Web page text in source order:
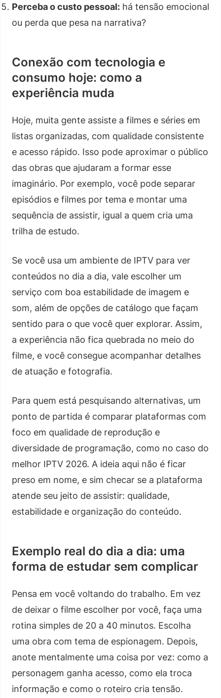
Perceba o custo pessoal: há tensão emocional
ou perda que pesa na narrativa?
Conexão com tecnologia e
consumo hoje: como a
experiência muda
Hoje, muita gente assiste a filmes e séries em
listas organizadas, com qualidade consistente
e acesso rápido. Isso pode aproximar o público
das obras que ajudaram a formar esse
imaginário. Por exemplo, você pode separar
episódios e filmes por tema e montar uma
sequência de assistir, igual a quem cria uma
trilha de estudo.
Se você usa um ambiente de IPTV para ver
conteúdos no dia a dia, vale escolher um
serviço com boa estabilidade de imagem e
som, além de opções de catálogo que façam
sentido para o que você quer explorar. Assim,
a experiência não fica quebrada no meio do
filme, e você consegue acompanhar detalhes
de atuação e fotografia.
Para quem está pesquisando alternativas, um
ponto de partida é comparar plataformas com
foco em qualidade de reprodução e
diversidade de programação, como no caso do
melhor IPTV 2026. A ideia aqui não é ficar
preso em nome, e sim checar se a plataforma
atende seu jeito de assistir: qualidade,
estabilidade e organização do conteúdo.
Exemplo real do dia a dia: uma
forma de estudar sem complicar
Pensa em você voltando do trabalho. Em vez
de deixar o filme escolher por você, faça uma
rotina simples de 20 a 40 minutos. Escolha
uma obra com tema de espionagem. Depois,
anote mentalmente uma coisa por vez: como a
personagem ganha acesso, como ela troca
informação e como o roteiro cria tensão.